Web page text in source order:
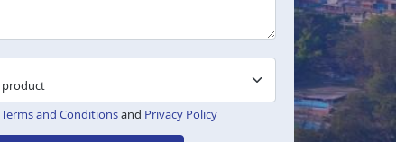
Terms and Conditionsand Privacy Policy